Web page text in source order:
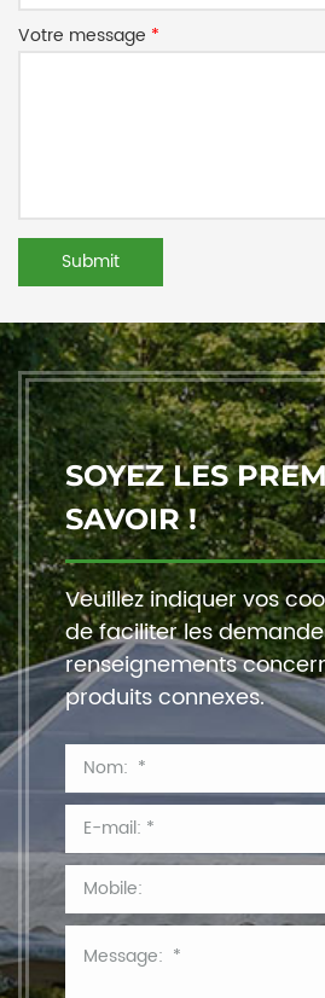
Votre message *
SOYEZ LES
SAVOIR !
Veuillez indiquer vos
de faciliter les
renseignements
produits connexes.